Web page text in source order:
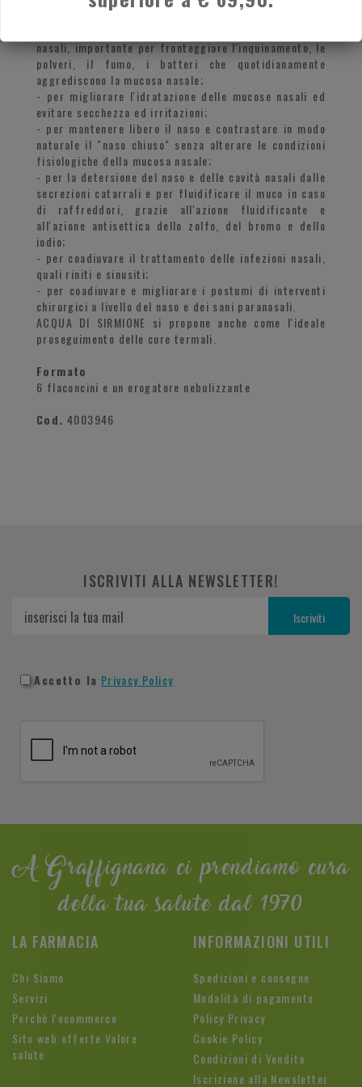
nasali, importante per fronteggiare l'inquinamento, le
polveri, il fumo, i batteri che quotidianamente
aggrediscono la mucosa nasale;
- per migliorare l'idratazione delle mucose nasali ed
evitare secchezza ed irritazioni;
- per mantenere libero il naso e contrastare in modo
naturale il "naso chiuso" senza alterare le condizioni
fisiologiche della mucosa nasale;
- per la detersione del naso e delle cavità nasali dalle
secrezioni catarrali e per fluidificare il muco in caso
di raffreddori, grazie all'azione fluidificante e
all'azione antisettica dello zolfo, del bromo e dello
iodio;
- per coadiuvare il trattamento delle infezioni nasali,
quali riniti e sinusiti;
- per coadiuvare e migliorare i postumi di interventi
chirurgici a livello del naso e dei sani paranasali.
ACQUA DI SIRMIONE si propone anche come l'ideale
proseguimento delle cure termali.
Formato
6 flaconcini e un erogatore nebulizzante
Cod. 4003946
ISCRIVITI ALLA NEWSLETTER!
Accetto la Privacy Policy
A Graffignana ci prendiamo cura
della tua salute dal 1970
LA FARMACIA
Chi Siamo
Servizi
Perchè l'ecommerce
Sito web offerte Valore
salute
INFORMAZIONI UTILI
Spedizioni e consegne
Modalità di pagamento
Policy Privacy
Cookie Policy
Condizioni di Vendita
Iscrizione alla Newsletter